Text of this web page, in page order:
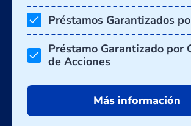
Préstamos Garantizados
Préstamo Garantizado por
de Acciones
Más información